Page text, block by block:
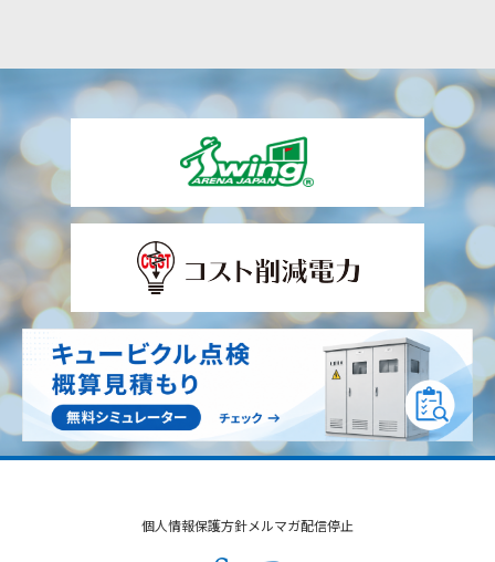
個人情報保護方針メルマガ配信停止